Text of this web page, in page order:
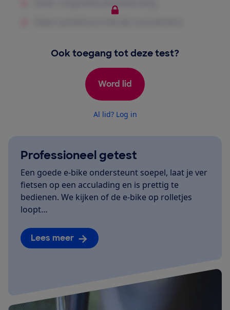
Ook toegang tot deze test?
Word lid
Al lid? Log in
Professioneel getest
Een goede e-bike ondersteunt soepel, laat je ver
fietsen op een acculading en is prettig te
bedienen. We kijken of de e-bike op rolletjes
loopt…
Lees meer